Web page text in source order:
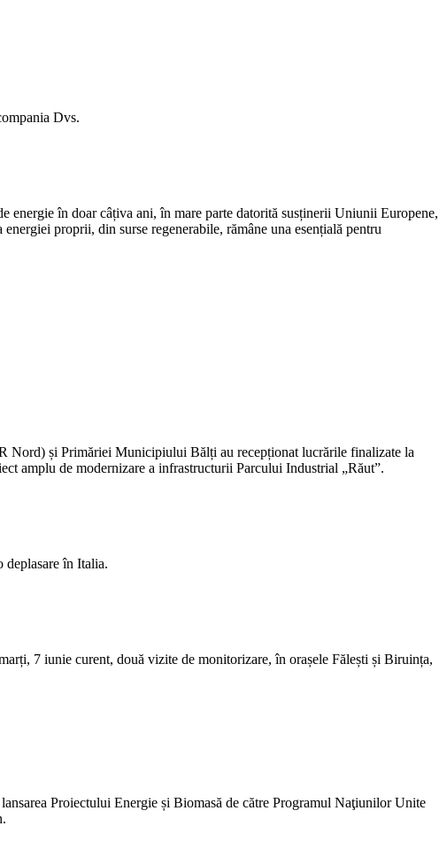
Dvs.
în doar câțiva ani, în mare parte datorită susținerii Uniunii Europene,
proprii, din surse regenerabile, rămâne una esențială pentru
și Primăriei Municipiului Bălți au recepționat lucrările finalizate la
amplu de modernizare a infrastructurii Parcului Industrial „Răut”.
în Italia.
7 iunie curent, două vizite de monitorizare, în orașele Fălești și Biruința,
Proiectului Energie și Biomasă de către Programul Naţiunilor Unite